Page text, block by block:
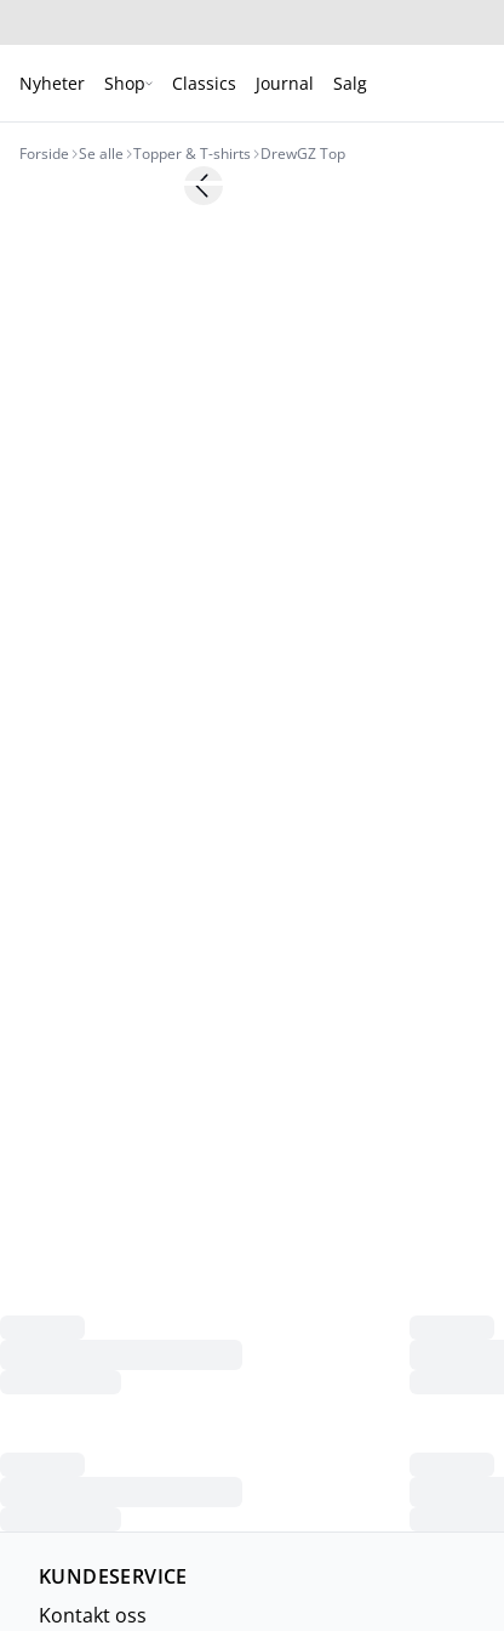
Nyheter Shop Classics Journal Salg
Forside Se alle Topper & T-shirts DrewGZ Top
- 50%Previous slide
KUNDESERVICE
Kontakt oss